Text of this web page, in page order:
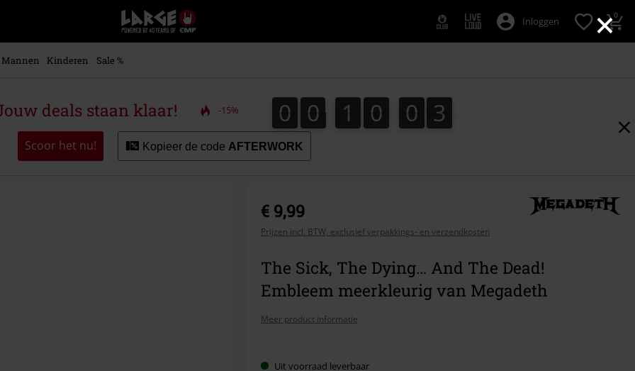
×
Large
–
Muziek-,
+
kleding
Inloggen 0
Mannen Kinderen Sale %
deals staan klaar! -15% 0
0 0
0 1
1 0
0 0
0 2
3
2
Scoor het nu! Kopieer de code AFTERWORK
€ 9,99
Prijzen incl. BTW, exclusief verpakkings- en verzendkosten
The Sick, The Dying… And The Dead!
Embleem meerkleurig van Megadeth
Meer product informatie
KiesUit voorraad leverbaar